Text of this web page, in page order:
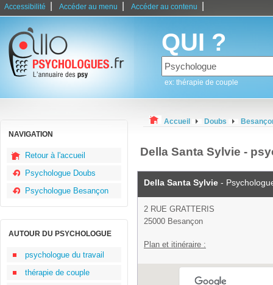
Accessibilité Accéder au menu Accéder au contenu
QUI ?
ex: thérapie de couple
NAVIGATION
Retour à l'accueil
Psychologue Doubs
Psychologue Besançon
AUTOUR DU PSYCHOLOGUE
psychologue du travail
thérapie de couple
Accueil Doubs
Della Santa Sylvie -
Della Santa Sylvie -
2 RUE GRATTERIS
25000 Besançon
Plan et itinéraire :